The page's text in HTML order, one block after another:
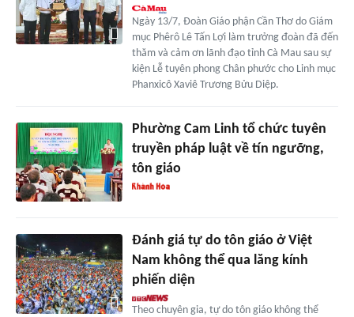
Ngày 13/7, Đoàn Giáo phận Cần Thơ do Giám
mục Phêrô Lê Tấn Lợi làm trưởng đoàn đã đến
thăm và cảm ơn lãnh đạo tỉnh Cà Mau sau sự
kiện Lễ tuyên phong Chân phước cho Linh mục
Phanxicô Xaviê Trương Bửu Diệp.
Phường Cam Linh tổ chức tuyên
truyền pháp luật về tín ngưỡng,
tôn giáo
Đánh giá tự do tôn giáo ở Việt
Nam không thể qua lăng kính
phiến diện
Theo chuyên gia, tự do tôn giáo không thể